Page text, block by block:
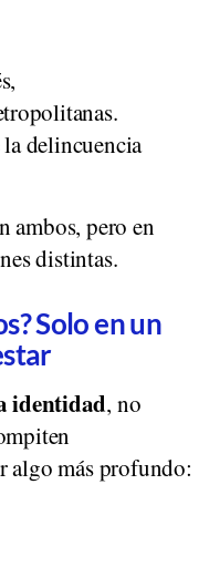
delincuencia
ambos, pero en
distintas.
Solo en un
identidad, no
algo más profundo: